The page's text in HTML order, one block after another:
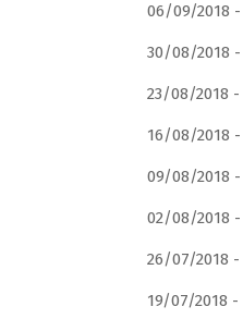
06/09/2018 -
30/08/2018 -
23/08/2018 -
16/08/2018 -
09/08/2018 -
02/08/2018 -
26/07/2018 -
19/07/2018 -